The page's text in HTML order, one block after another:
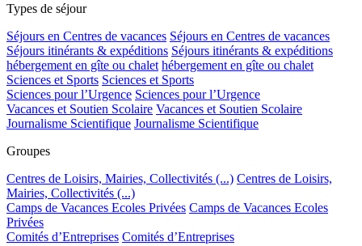
Types de séjour
Séjours en Centres de vacances Séjours en Centres de vacances
Séjours itinérants & expéditions Séjours itinérants & expéditions
hébergement en gîte ou chalet hébergement en gîte ou chalet
Sciences et Sports Sciences et Sports
Sciences pour l’Urgence Sciences pour l’Urgence
Vacances et Soutien Scolaire Vacances et Soutien Scolaire
Journalisme Scientifique Journalisme Scientifique
Groupes
Centres de Loisirs, Mairies, Collectivités (...) Centres de Loisirs,
Mairies, Collectivités (...)
Camps de Vacances Ecoles Privées Camps de Vacances Ecoles
Privées
Comités d’Entreprises Comités d’Entreprises